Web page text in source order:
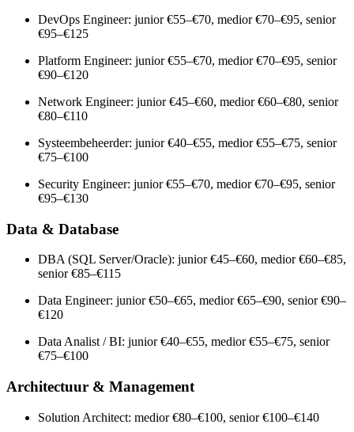
DevOps Engineer: junior €55–€70, medior €70–€95, senior
€95–€125
Platform Engineer: junior €55–€70, medior €70–€95, senior
€90–€120
Network Engineer: junior €45–€60, medior €60–€80, senior
€80–€110
Systeembeheerder: junior €40–€55, medior €55–€75, senior
€75–€100
Security Engineer: junior €55–€70, medior €70–€95, senior
€95–€130
Data & Database
DBA (SQL Server/Oracle): junior €45–€60, medior €60–€85,
senior €85–€115
Data Engineer: junior €50–€65, medior €65–€90, senior €90–
€120
Data Analist / BI: junior €40–€55, medior €55–€75, senior
€75–€100
Architectuur & Management
Solution Architect: medior €80–€100, senior €100–€140